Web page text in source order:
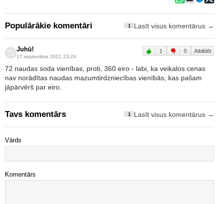
Populārākie komentāri 1 Lasīt visus komentārus →
Juhū!
17.septembris 2021 23:24
1 0 Atbildēt
72 naudas soda vienības, proti, 360 eiro - labi, ka veikalos cenas
nav norādītas naudas mazumtirdzniecības vienībās, kas pašam
jāpārvērš par eiro.
Tavs komentārs 1 Lasīt visus komentārus →
Vārds
Komentārs